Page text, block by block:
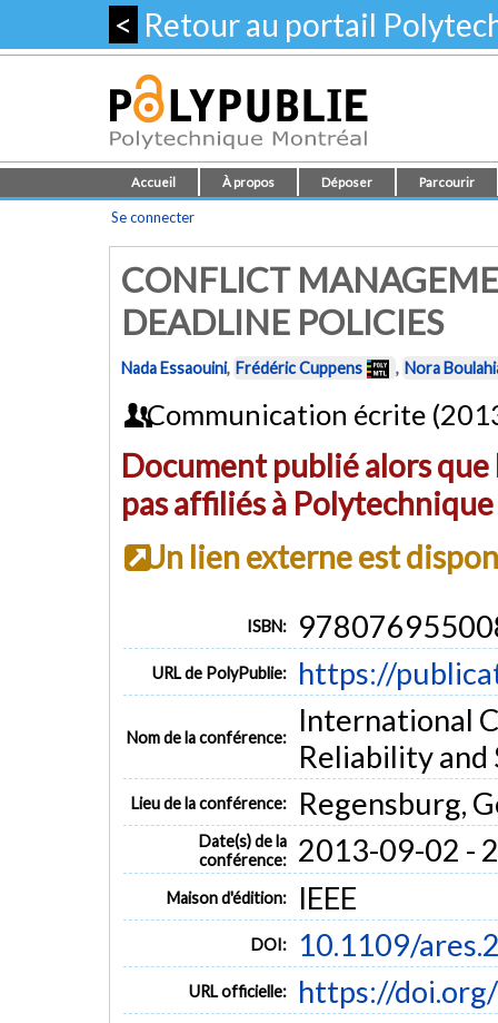
< Retour au portail
Accueil À propos Déposer Parcourir
Se connecter
CONFLICT
DEADLINE POLICIES
Nada Essaouini, Frédéric Cuppens , Nora
Communication écrite
Document publié alors
pas affiliés à
Un lien externe est
ISBN:
URL de PolyPublie: https://
Nom de la conférence:
International
Reliability
Lieu de la conférence: Regensburg,
Date(s) de la
conférence:
2013-09-02 -
Maison d'édition: IEEE
DOI: 10.1109/
URL officielle: https://